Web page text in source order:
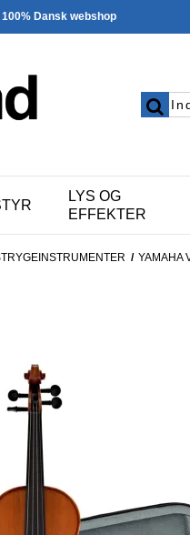
Dansk webshop
LYS OG
EFFEKTER
/ YAMAHA